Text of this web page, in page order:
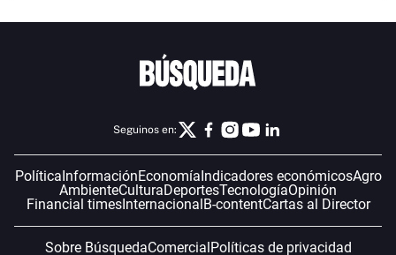
Seguinos en:
PolíticaInformaciónEconomíaIndicadores económicosAgro
AmbienteCulturaDeportesTecnologíaOpinión
Financial timesInternacionalB-contentCartas al Director
Sobre BúsquedaComercialPolíticas de privacidad